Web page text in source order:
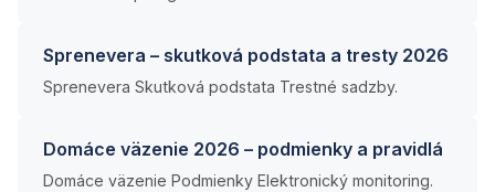
Sprenevera – skutková podstata a tresty 2026
Sprenevera Skutková podstata Trestné sadzby.
Domáce väzenie 2026 – podmienky a pravidlá
Domáce väzenie Podmienky Elektronický monitoring.